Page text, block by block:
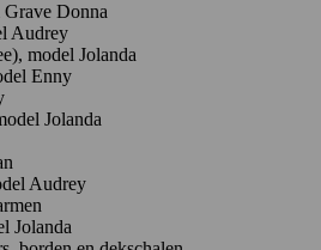
Donna
Audrey
model Jolanda
Enny
Jolanda
Audrey
Jolanda